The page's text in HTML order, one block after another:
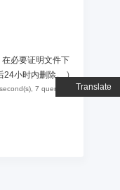
Translate
必要证明文件下
24小时内删除。)
7 queries .